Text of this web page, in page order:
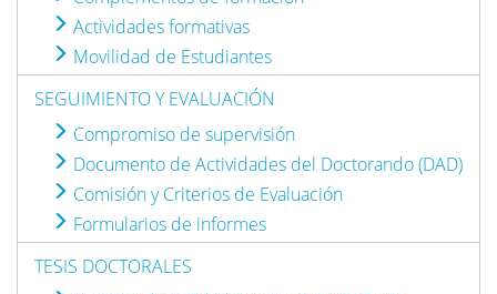
Actividades formativas
Movilidad de Estudiantes
SEGUIMIENTO Y EVALUACIÓN
Compromiso de supervisión
Documento de Actividades del Doctorando (DAD)
Comisión y Criterios de Evaluación
Formularios de informes
TESIS DOCTORALES